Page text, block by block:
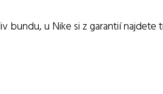
bundu, u Nike si z garantií najdete